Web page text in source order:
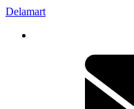
Delamart